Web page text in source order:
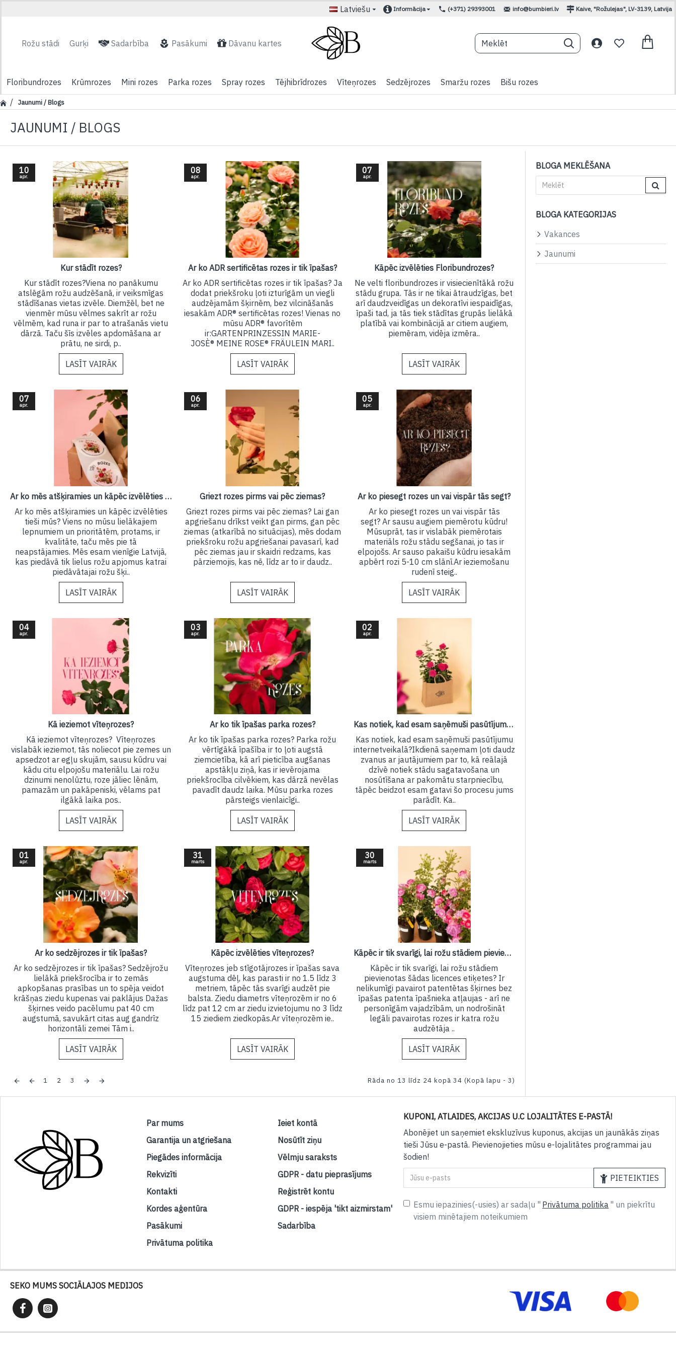
Latviešu Informācija (+371) 29393001 info@bumbieri.lv Kaive, "Rožulejas", LV-3139, Latvija
Rožu stādi Gurķi Sadarbība Pasākumi Dāvanu kartes
Floribundrozes Krūmrozes Mini rozes Parka rozes Spray rozes Tējhibrīdrozes Vīteņrozes Sedzējrozes Smaržu rozes Bišu rozes
Jaunumi / Blogs
JAUNUMI / BLOGS
10
apr.
Kur stādīt rozes?
Kur stādīt rozes?Viena no panākumu
atslēgām rožu audzēšanā, ir veiksmīgas
stādīšanas vietas izvēle. Diemžēl, bet ne
vienmēr mūsu vēlmes sakrīt ar rožu
vēlmēm, kad runa ir par to atrašanās vietu
dārzā. Taču šīs izvēles apdomāšana ar
prātu, ne sirdi, p..
LASĪT VAIRĀK
08
apr.
Ar ko ADR sertificētas rozes ir tik īpašas?
Ar ko ADR sertificētas rozes ir tik īpašas? Ja
dodat priekšroku ļoti izturīgām un viegli
audzējamām šķirnēm, bez vilcināšanās
iesakām ADR®️ sertificētas rozes! Vienas no
mūsu ADR®️ favorītēm
ir:GARTENPRINZESSIN MARIE-
JOSÈ®️ MEINE ROSE®️ FRÄULEIN MARI..
LASĪT VAIRĀK
07
apr.
Kāpēc izvēlēties Floribundrozes?
Ne velti floribundrozes ir visiecienītākā rožu
stādu grupa. Tās ir ne tikai ātraudzīgas, bet
arī daudzveidīgas un dekoratīvi iespaidīgas,
īpaši tad, ja tās tiek stādītas grupās lielākā
platībā vai kombinācijā ar citiem augiem,
piemēram, vidēja izmēra..
LASĪT VAIRĀK
07
apr.
Ar ko mēs atšķiramies un kāpēc izvēlēties tieši mūs?
Ar ko mēs atšķiramies un kāpēc izvēlēties
tieši mūs? Viens no mūsu lielākajiem
lepnumiem un prioritātēm, protams, ir
kvalitāte, taču mēs pie tā
neapstājamies. Mēs esam vienīgie Latvijā,
kas piedāvā tik lielus rožu apjomus katrai
piedāvātajai rožu šķi..
LASĪT VAIRĀK
06
apr.
Griezt rozes pirms vai pēc ziemas?
Griezt rozes pirms vai pēc ziemas? Lai gan
apgriešanu drīkst veikt gan pirms, gan pēc
ziemas (atkarībā no situācijas), mēs dodam
priekšroku rožu apgriešanai pavasarī, kad
pēc ziemas jau ir skaidri redzams, kas
pārziemojis, kas nē, līdz ar to ir daudz..
LASĪT VAIRĀK
05
apr.
Ar ko piesegt rozes un vai vispār tās segt?
Ar ko piesegt rozes un vai vispār tās
segt? Ar sausu augiem piemērotu kūdru!
Mūsuprāt, tas ir vislabāk piemērotais
materiāls rožu stādu segšanai, jo tas ir
elpojošs. Ar sauso pakaišu kūdru iesakām
apbērt rozi 5-10 cm slānī.Ar ieziemošanu
rudenī steig..
LASĪT VAIRĀK
04
apr.
Kā ieziemot vīteņrozes?
Kā ieziemot vīteņrozes? Vīteņrozes
vislabāk ieziemot, tās noliecot pie zemes un
apsedzot ar egļu skujām, sausu kūdru vai
kādu citu elpojošu materiālu. Lai rožu
dzinumi nenolūztu, roze jāliec lēnām,
pamazām un pakāpeniski, vēlams pat
ilgākā laika pos..
LASĪT VAIRĀK
03
apr.
Ar ko tik īpašas parka rozes?
Ar ko tik īpašas parka rozes? Parka rožu
vērtīgākā īpašība ir to ļoti augstā
ziemcietība, kā arī pieticība augšanas
apstākļu ziņā, kas ir ievērojama
priekšrocība cilvēkiem, kas dārzā nevēlas
pavadīt daudz laika. Mūsu parka rozes
pārsteigs vienlaicīgi..
LASĪT VAIRĀK
02
apr.
Kas notiek, kad esam saņēmuši pasūtījumu internetveikalā?
Kas notiek, kad esam saņēmuši pasūtījumu
internetveikalā?Ikdienā saņemam ļoti daudz
zvanus ar jautājumiem par to, kā reālajā
dzīvē notiek stādu sagatavošana un
nosūtīšana ar pakomātu starpniecību,
tāpēc beidzot esam gatavi šo procesu jums
parādīt. Ka..
LASĪT VAIRĀK
01
apr.
Ar ko sedzējrozes ir tik īpašas?
Ar ko sedzējrozes ir tik īpašas? Sedzējrožu
lielākā priekšrocība ir to zemās
apkopšanas prasības un to spēja veidot
krāšņas ziedu kupenas vai paklājus Dažas
šķirnes veido pacēlumu pat 40 cm
augstumā, savukārt citas aug gandrīz
horizontāli zemei Tām i..
LASĪT VAIRĀK
31
marts
Kāpēc izvēlēties vīteņrozes?
Vīteņrozes jeb stīgotājrozes ir īpašas sava
augstuma dēļ, kas parasti ir no 1.5 līdz 3
metriem, tāpēc tās svarīgi audzēt pie
balsta. Ziedu diametrs vīteņrozēm ir no 6
līdz pat 12 cm ar ziedu izvietojumu no 3 līdz
15 ziediem ziedkopās.Ar vīteņrozēm ie..
LASĪT VAIRĀK
30
marts
Kāpēc ir tik svarīgi, lai rožu stādiem pievienotas šādas licences etiķetes?
Kāpēc ir tik svarīgi, lai rožu stādiem
pievienotas šādas licences etiķetes? Ir
nelikumīgi pavairot patentētas šķirnes bez
īpašas patenta īpašnieka atļaujas - arī ne
personīgām vajadzībām, un nodrošināt
legāli pavairotas rozes ir katra rožu
audzētāja ..
LASĪT VAIRĀK
1 2 3 Rāda no 13 līdz 24 kopā 34 (Kopā lapu - 3)
BLOGA MEKLĒŠANA
BLOGA KATEGORIJAS
Vakances
Jaunumi
Par mums
Garantija un atgriešana
Piegādes informācija
Rekvizīti
Kontakti
Kordes aģentūra
Pasākumi
Privātuma politika
Ieiet kontā
Nosūtīt ziņu
Vēlmju saraksts
GDPR - datu pieprasījums
Reģistrēt kontu
GDPR - iespēja 'tikt aizmirstam'
Sadarbība
KUPONI, ATLAIDES, AKCIJAS U.C LOJALITĀTES E-PASTĀ!
Abonējiet un saņemiet ekskluzīvus kuponus, akcijas un jaunākās ziņas
tieši Jūsu e-pastā. Pievienojieties mūsu e-lojalitātes programmai jau
šodien!
PIETEIKTIES
Esmu iepazinies(-usies) ar sadaļu " Privātuma politika " un piekrītu
visiem minētajiem noteikumiem
SEKO MUMS SOCIĀLAJOS MEDIJOS